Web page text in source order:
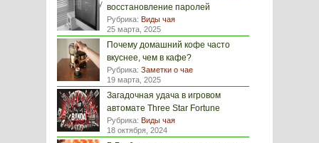
восстановление паролей
Рубрика: Виды чая
25 марта, 2025
Почему домашний кофе часто
вкуснее, чем в кафе?
Рубрика: Заметки о чае
19 марта, 2025
Загадочная удача в игровом
автомате Three Star Fortune
Рубрика: Виды чая
18 октября, 2024